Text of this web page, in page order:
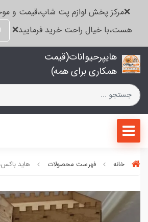
❌مرکز پخش لوازم پت شاپ،قیمت و
هست،با خیال راحت خرید فرمایید❌
هایپرحیوانات(قیمت
همکاری برای همه)
خانه فهرست محصولات هاید